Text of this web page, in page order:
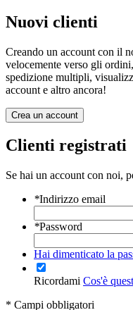
Nuovi clienti
Creando un account con il
velocemente verso gli
spedizione multipli,
account e altro ancora!
Crea un account
Clienti registrati
Se hai un account con noi,
*Indirizzo email
*Password
Hai dimenticato la
Ricordami Cos'è
* Campi obbligatori